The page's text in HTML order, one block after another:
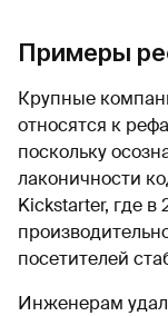
Примеры
Крупные
относятся к
поскольку
лаконичности
Kickstarter, где в
посетителей
Инженерам